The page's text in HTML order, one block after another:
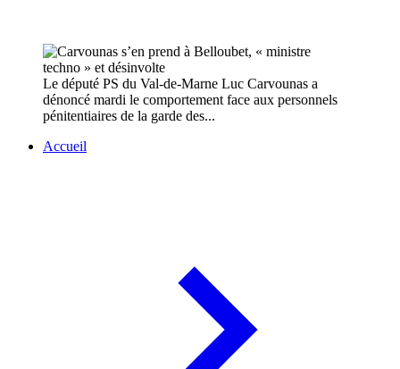
Le député PS du Val-de-Marne Luc Carvounas a
dénoncé mardi le comportement face aux personnels
pénitentiaires de la garde des...
Accueil